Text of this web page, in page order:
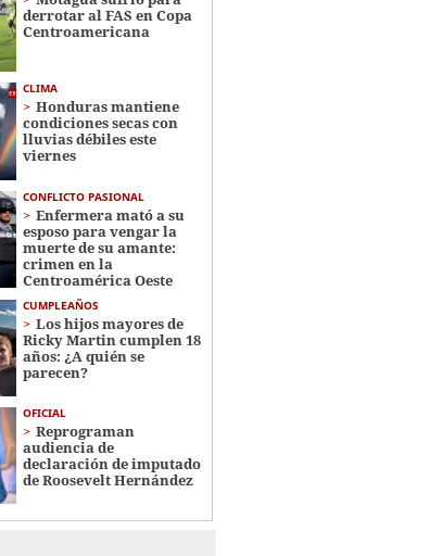
derrotar al FAS en Copa
Centroamericana
CLIMA
Honduras mantiene
condiciones secas con
lluvias débiles este
viernes
CONFLICTO PASIONAL
Enfermera mató a su
esposo para vengar la
muerte de su amante:
crimen en la
Centroamérica Oeste
CUMPLEAÑOS
Los hijos mayores de
Ricky Martin cumplen 18
años: ¿A quién se
parecen?
OFICIAL
Reprograman
audiencia de
declaración de imputado
de Roosevelt Hernández